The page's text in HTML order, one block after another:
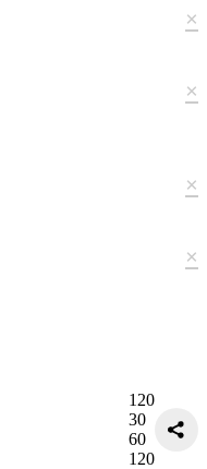
×
×
×
×
120
30
60
120